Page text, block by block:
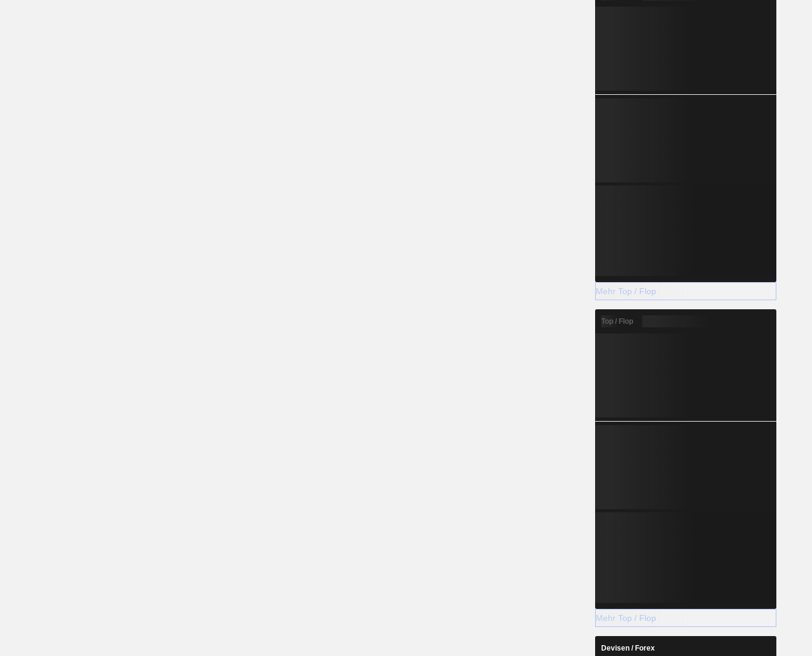
Mehr Top / Flop
Top / Flop
Mehr Top / Flop
Devisen / Forex